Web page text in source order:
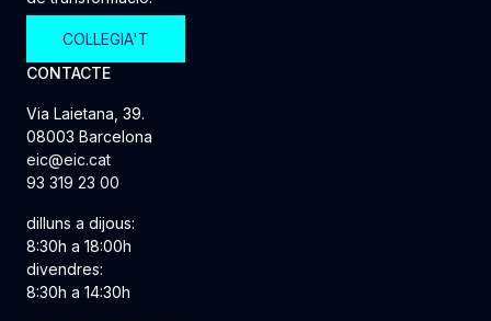
COL·LEGIA'T
CONTACTE
Via Laietana, 39.
08003 Barcelona
eic@eic.cat
93 319 23 00
dilluns a dijous:
8:30h a 18:00h
divendres:
8:30h a 14:30h